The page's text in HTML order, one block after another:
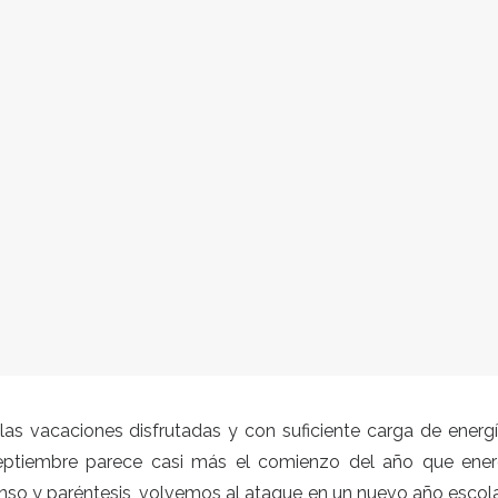
vacaciones disfrutadas y con suficiente carga de
parece casi más el comienzo del año que
y paréntesis, volvemos al ataque en un nuevo año